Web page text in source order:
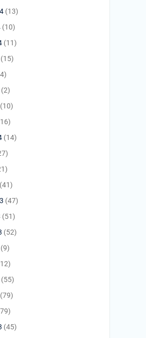
(13)
(10)
(11)
(15)
(2)
(10)
(14)
(41)
(47)
(51)
(52)
(9)
(55)
(79)
(45)